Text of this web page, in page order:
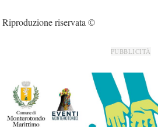
Riproduzione riservata ©
PUBBLICITÀ